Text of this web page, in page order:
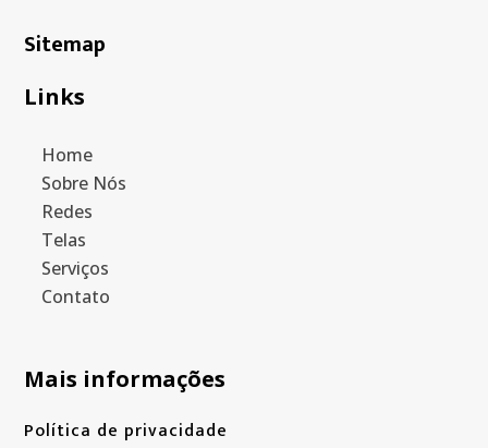
Sitemap
Links
Home
Sobre Nós
Redes
Telas
Serviços
Contato
Mais informações
Política de privacidade